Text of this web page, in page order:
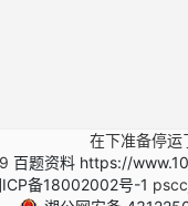
在下准备停运
百题资料 https://
备18002002号-1